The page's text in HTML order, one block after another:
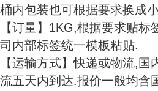
桶内包装也可根据要求换成
【订量】1KG,根据要求贴
司内部标签统一模板粘贴.
【运输方式】快递或物流,
流五天内到达.报价一般均含